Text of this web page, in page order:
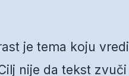
je tema koju vredi
nije da tekst zvuči